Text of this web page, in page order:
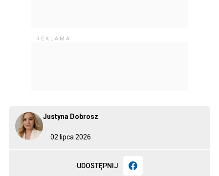
02 lipca 2026
Justyna Dobrosz
UDOSTĘPNIJ